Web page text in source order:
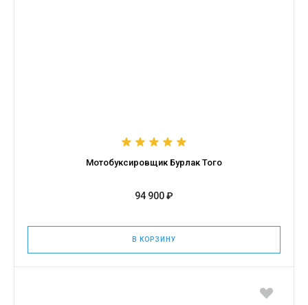
Мотобуксировщик Бурлак Того
94 900 ₽
В КОРЗИНУ